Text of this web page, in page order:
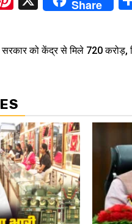
Share
सरकार को केंद्र से मिले 720 करोड़,